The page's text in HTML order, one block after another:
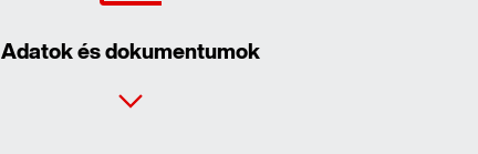
Adatok és dokumentumok